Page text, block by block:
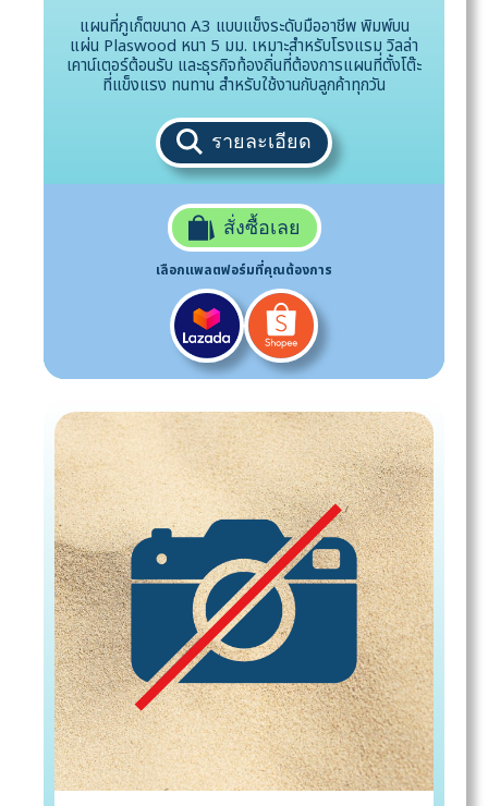
แผนที่ภูเก็ตขนาด A3 แบบแข็งระดับมืออาชีพ พิมพ์บน
แผ่น Plaswood หนา 5 มม. เหมาะสำหรับโรงแรม วิลล่า
เคาน์เตอร์ต้อนรับ และธุรกิจท้องถิ่นที่ต้องการแผนที่ตั้งโต๊ะ
ที่แข็งแรง ทนทาน สำหรับใช้งานกับลูกค้าทุกวัน
รายละเอียด
สั่งซื้อเลย
เลือกแพลตฟอร์มที่คุณต้องการ